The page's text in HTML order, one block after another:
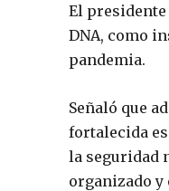
El presidente
DNA, como
pandemia.
Señaló que
fortalecida
la seguridad
organizado y